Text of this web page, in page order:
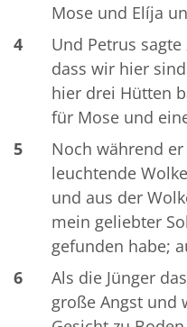
Mose und Elíja
4
Und Petrus
dass wir hier
hier drei Hütten
für Mose und
5
Noch während
leuchtende
und aus der
mein geliebter
gefunden habe;
6
Als die Jünger
große Angst und